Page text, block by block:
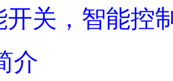
开关，智能控
介